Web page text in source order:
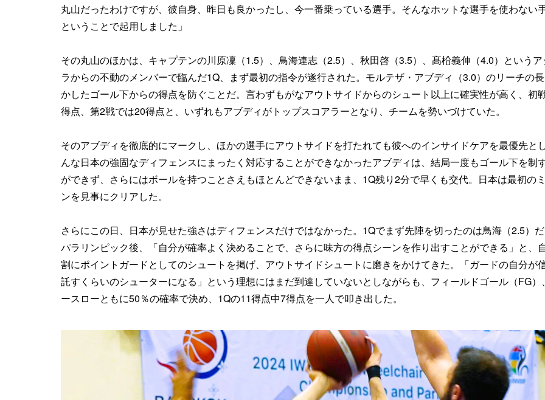
丸山だったわけですが、彼自身、昨日も良かったし、今一番乗っている選手。そんなホットな選手を使わない
ということで起用しました」
その丸山のほかは、キャプテンの川原凜（1.5）、鳥海連志（2.5）、秋田啓（3.5）、髙柗義伸（4.0）という
ラからの不動のメンバーで臨んだ1Q、まず最初の指令が遂行された。モルテザ・アブディ（3.0）のリーチの
かしたゴール下からの得点を防ぐことだ。言わずもがなアウトサイドからのシュート以上に確実性が高く、初
得点、第2戦では20得点と、いずれもアブディがトップスコアラーとなり、チームを勢いづけていた。
そのアブディを徹底的にマークし、ほかの選手にアウトサイドを打たれても彼へのインサイドケアを最優先と
んな日本の強固なディフェンスにまったく対応することができなかったアブディは、結局一度もゴール下を制
ができず、さらにはボールを持つことさえもほとんどできないまま、1Q残り2分で早くも交代。日本は最初の
ンを見事にクリアした。
さらにこの日、日本が見せた強さはディフェンスだけではなかった。1Qでまず先陣を切ったのは鳥海（2.5）
パラリンピック後、「自分が確率よく決めることで、さらに味方の得点シーンを作り出すことができる」と、
割にポイントガードとしてのシュートを掲げ、アウトサイドシュートに磨きをかけてきた。「ガードの自分が
託すくらいのシューターになる」という理想にはまだ到達していないとしながらも、フィールドゴール（FG）
ースローともに50％の確率で決め、1Qの11得点中7得点を一人で叩き出した。